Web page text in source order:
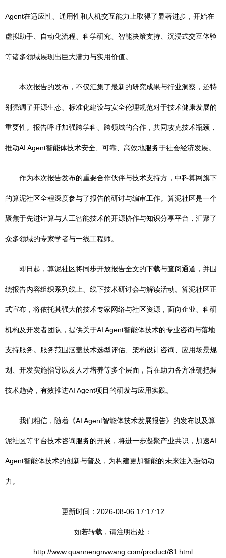
Agent在适应性、通用性和人机交互能力上取得了显著进步，开始在
虚拟助手、自动化流程、科学研究、智能决策支持、沉浸式交互体验
等诸多领域展现出巨大潜力与实用价值。
本次报告的发布，不仅汇集了最新的研究成果与行业洞察，还特
别强调了开源生态、标准化建设与安全伦理规范对于技术健康发展的
重要性。报告呼吁加强跨学科、跨领域的合作，共同攻克技术瓶颈，
推动AI Agent智能体技术安全、可靠、高效地服务于社会经济发展。
作为本次报告发布的重要合作伙伴与技术支持方，中科算网旗下
的算泥社区全程深度参与了报告的研讨与编审工作。算泥社区是一个
聚焦于先进计算与人工智能技术的开源协作与知识分享平台，汇聚了
众多领域的专家学者与一线工程师。
即日起，算泥社区将同步开放报告全文的下载与查阅通道，并围
绕报告内容组织系列线上、线下技术研讨会与解读活动。算泥社区正
式宣布，将依托其强大的技术专家网络与社区资源，面向企业、科研
机构及开发者团队，提供关于AI Agent智能体技术的专业咨询与落地
支持服务。服务范围涵盖技术选型评估、架构设计咨询、应用场景规
划、开发实施指导以及人才培养等多个层面，旨在助力各方准确把握
技术趋势，有效推进AI Agent项目的研发与应用实践。
我们相信，随着《AI Agent智能体技术发展报告》的发布以及算
泥社区等平台技术咨询服务的开展，将进一步凝聚产业共识，加速AI
Agent智能体技术的创新与普及，为构建更加智能的未来注入强劲动
力。
更新时间：2026-08-06 17:17:12
如若转载，请注明出处：
http://www.quannengnvwang.com/product/81.html